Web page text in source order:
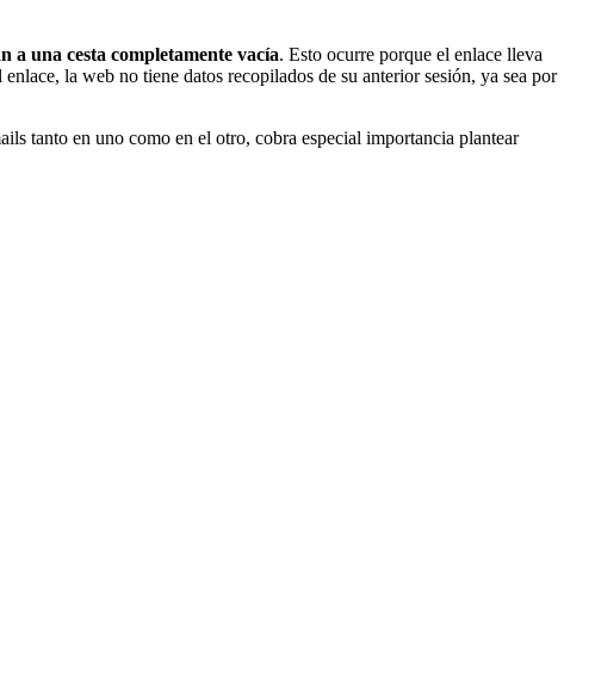
a una cesta completamente vacía. Esto ocurre porque el enlace lleva
la web no tiene datos recopilados de su anterior sesión, ya sea por
tanto en uno como en el otro, cobra especial importancia plantear